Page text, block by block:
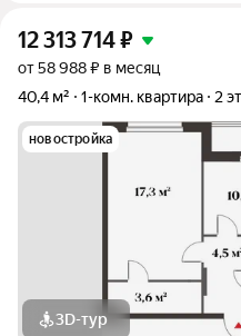
12 313 714₽
от 58 988 ₽ в месяц
40,4 м²
1-комн. квартира 2
новостройка
3D-тур